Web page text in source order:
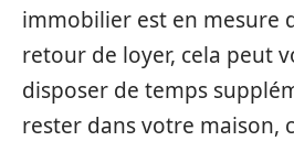
immobilier est en mesure
retour de loyer, cela peut
disposer de temps
rester dans votre maison,